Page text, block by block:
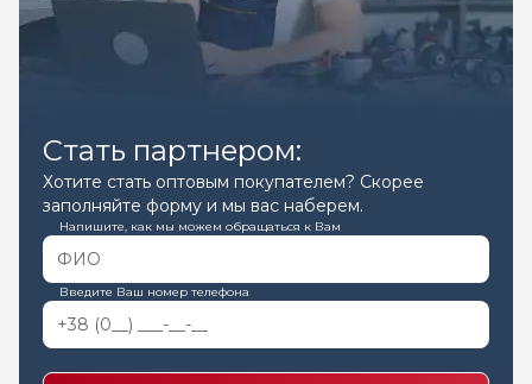
Стать партнером:
Хотите стать оптовым покупателем? Скорее
заполняйте форму и мы вас наберем.
Напишите, как мы можем обращаться к Вам
Введите Ваш номер телефона